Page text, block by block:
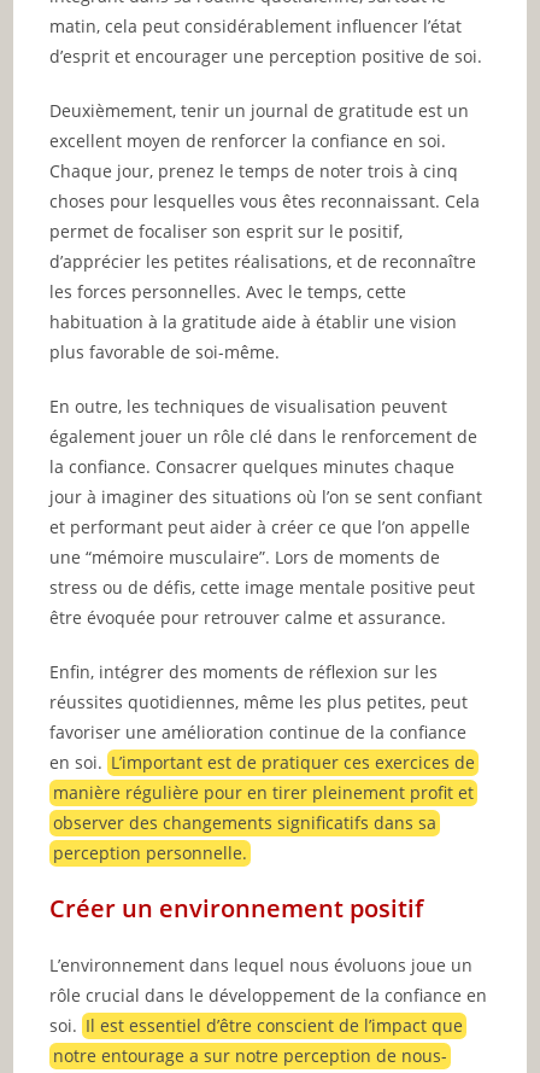
matin, cela peut considérablement influencer l’état
d’esprit et encourager une perception positive de soi.
Deuxièmement, tenir un journal de gratitude est un
excellent moyen de renforcer la confiance en soi.
Chaque jour, prenez le temps de noter trois à cinq
choses pour lesquelles vous êtes reconnaissant. Cela
permet de focaliser son esprit sur le positif,
d’apprécier les petites réalisations, et de reconnaître
les forces personnelles. Avec le temps, cette
habituation à la gratitude aide à établir une vision
plus favorable de soi-même.
En outre, les techniques de visualisation peuvent
également jouer un rôle clé dans le renforcement de
la confiance. Consacrer quelques minutes chaque
jour à imaginer des situations où l’on se sent confiant
et performant peut aider à créer ce que l’on appelle
une “mémoire musculaire”. Lors de moments de
stress ou de défis, cette image mentale positive peut
être évoquée pour retrouver calme et assurance.
Enfin, intégrer des moments de réflexion sur les
réussites quotidiennes, même les plus petites, peut
favoriser une amélioration continue de la confiance
en soi.L’important est de pratiquer ces exercices de
manière régulière pour en tirer pleinement profit et
observer des changements significatifs dans sa
perception personnelle.
Créer un environnement positif
L’environnement dans lequel nous évoluons joue un
rôle crucial dans le développement de la confiance en
soi.Il est essentiel d’être conscient de l’impact que
notre entourage a sur notre perception de nous-